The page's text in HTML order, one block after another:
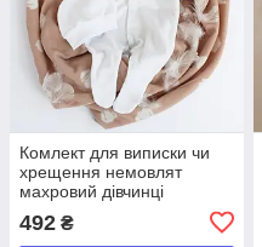
Комлект для виписки чи
хрещення немовлят
махровий дівчинці
492 ₴